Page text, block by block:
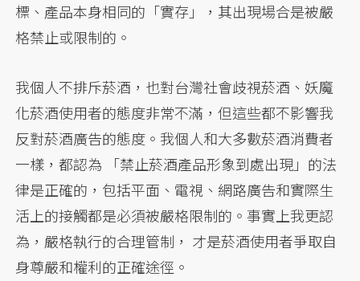
標、產品本身相同的「實存」，其出現場合是被嚴
格禁止或限制的。
我個人不排斥菸酒，也對台灣社會歧視菸酒、妖魔
化菸酒使用者的態度非常不滿，但這些都不影響我
反對菸酒廣告的態度。我個人和大多數菸酒消費者
一樣，都認為 「禁止菸酒產品形象到處出現」的法
律是正確的，包括平面、電視、網路廣告和實際生
活上的接觸都是必須被嚴格限制的。事實上我更認
為，嚴格執行的合理管制， 才是菸酒使用者爭取自
身尊嚴和權利的正確途徑。